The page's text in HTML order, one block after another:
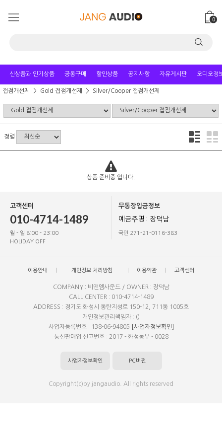
0
신상품과 인기상품 공동구매 할인상품 공지사항 자유게시판 오디오정
접점개선제 Gold 접점개선제 Silver/Cooper 접점개선제
정렬
상품 준비중 입니다.
고객센터
010-4714-1489
월 - 일 8:00 - 23:00
HOLIDAY OFF
무통장입금정보
예금주명 : 장덕남
국민 271-21-0116-383
이용안내 개인정보 처리방침 이용약관 고객센터
COMPANY : 비앤엠사운드 / OWNER : 장덕남
CALL CENTER : 010-4714-1489
ADDRESS : 경기도 화성시 동탄지성로 150-12, 711동 1005호
개인정보관리책임자 : ()
사업자등록번호 : 138-06-94805
[사업자정보확인]
통신판매업 신고번호 : 2017 - 화성동부 - 0028
사업자정보확인 PC버전
Copyright(c)by jangaudio. All rights reserved